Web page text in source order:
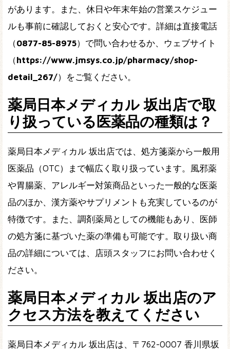
があります。また、休日や年末年始の営業スケジュー
ルも事前に確認しておくと安心です。詳細は直接電話
（0877-85-8975）で問い合わせるか、ウェブサイト
（https://www.jmsys.co.jp/pharmacy/shop-
detail_267/）をご覧ください。
薬局日本メディカル 坂出店で取
り扱っている医薬品の種類は？
薬局日本メディカル 坂出店では、処方箋薬から一般用
医薬品（OTC）まで幅広く取り扱っています。風邪薬
や胃腸薬、アレルギー対策商品といった一般的な医薬
品のほか、漢方薬やサプリメントも充実しているのが
特徴です。また、調剤薬局としての機能もあり、医師
の処方箋に基づいた薬の準備も可能です。取り扱い商
品の詳細については、店頭スタッフにお問い合わせく
ださい。
薬局日本メディカル 坂出店のア
クセス方法を教えてください
薬局日本メディカル 坂出店は、〒762-0007 香川県坂